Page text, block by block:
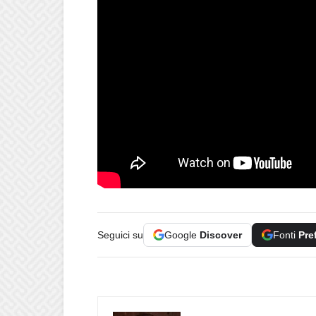
Seguici su Google Discover Fonti